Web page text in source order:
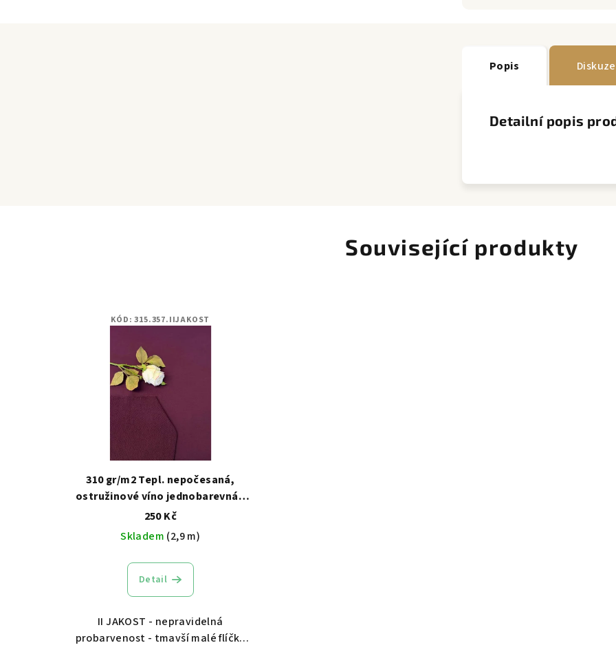
Popis Diskuze
Detailní popis
Související produkty
310 gr/m2 Tepl. nepočesaná,
ostružinové víno jednobarevná -
II. jakost
250 Kč
Skladem (2,9 m)
Detail
II JAKOST - nepravidelná
probarvenost - tmavší malé flíčky
KÓD:315.357.IIJAKOST